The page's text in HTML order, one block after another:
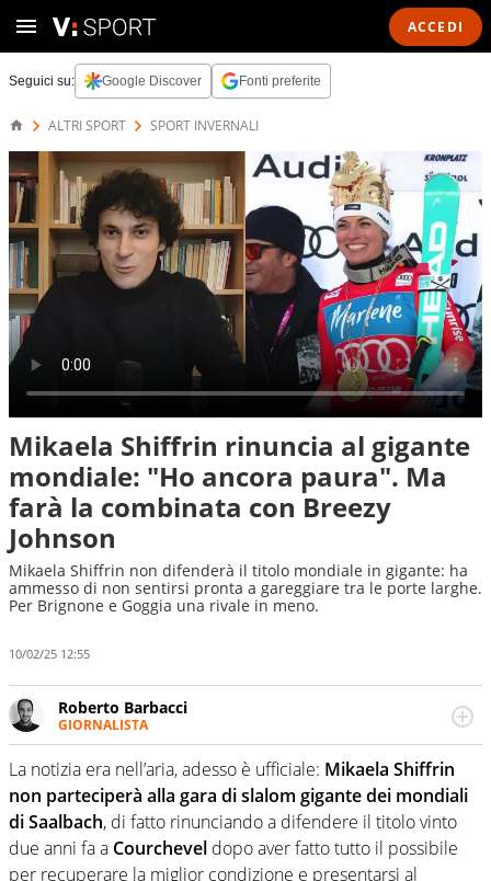
ACCEDI
Seguici su: Google Discover Fonti preferite
ALTRI SPORT SPORT INVERNALI
Mikaela Shiffrin rinuncia al gigante
mondiale: "Ho ancora paura". Ma
farà la combinata con Breezy
Johnson
Mikaela Shiffrin non difenderà il titolo mondiale in gigante: ha
ammesso di non sentirsi pronta a gareggiare tra le porte larghe.
Per Brignone e Goggia una rivale in meno.
10/02/25 12:55
Roberto Barbacci
GIORNALISTA
Giornalista (pubblicista) sportivo a tutto campo, è il
tuttologo di Virgilio Sport. Provate a chiedergli di boxe, di
scherma, di volley o di curling: ve ne farà innamorare
La notizia era nell’aria, adesso è ufficiale: Mikaela Shiffrin
non parteciperà alla gara di slalom gigante dei mondiali
di Saalbach, di fatto rinunciando a difendere il titolo vinto
due anni fa a Courchevel dopo aver fatto tutto il possibile
per recuperare la miglior condizione e presentarsi al